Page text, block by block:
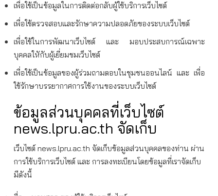
เพื่อใช้เป็นข้อมูลในการติดต่อกลับผู้ใช้บริการเว็บไซต์
เพื่อใช้ตรวจสอบและรักษาความปลอดภัยของระบบเว็บไซต์
เพื่อใช้ในการพัฒนาเว็บไซต์ และ มอบประสบการณ์เฉพาะ
บุคคลใหักับผู้เยี่ยมชมเว็บไซต์
เพื่อใช้เป็นข้อมูลของผู้ร่วมถามตอบในชุมชนออนไลน์ และ เพื่อ
ใช้รักษาบรรยากาศการใช้งานของระบบเว็บไซต์
ข้อมูลส่วนบุคคลที่เว็บไซต์
news.lpru.ac.th จัดเก็บ
เว็บไซต์ news.lpru.ac.th จัดเก็บข้อมูลส่วนบุคคลของท่าน ผ่าน
การใช้บริการเว็บไซต์ และ การลงทะเบียนโดยข้อมูลที่เราจัดเก็บ
มีดังนี้